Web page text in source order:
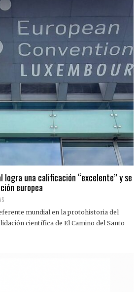
logra una calificación “excelente” y se
europea
mundial en la protohistoria del
científica de El Camino del Santo